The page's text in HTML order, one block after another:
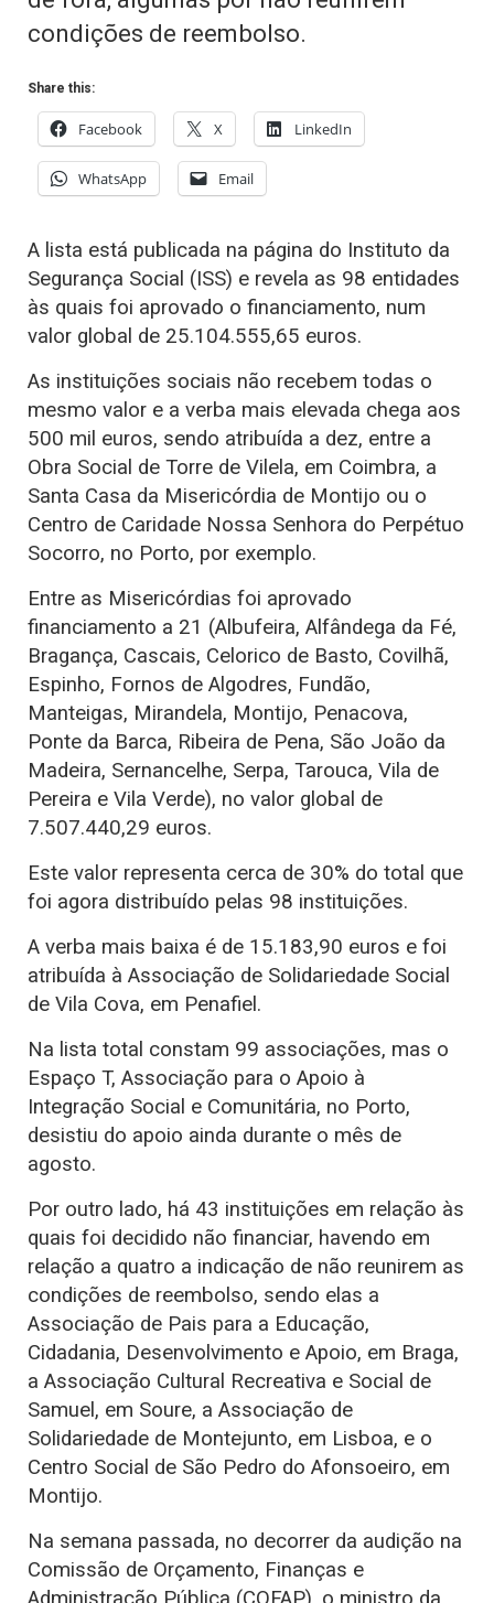
condições de reembolso.
Share this:
Facebook X LinkedIn
WhatsApp Email
A lista está publicada na página do Instituto da
Segurança Social (ISS) e revela as 98 entidades
às quais foi aprovado o financiamento, num
valor global de 25.104.555,65 euros.
As instituições sociais não recebem todas o
mesmo valor e a verba mais elevada chega aos
500 mil euros, sendo atribuída a dez, entre a
Obra Social de Torre de Vilela, em Coimbra, a
Santa Casa da Misericórdia de Montijo ou o
Centro de Caridade Nossa Senhora do Perpétuo
Socorro, no Porto, por exemplo.
Entre as Misericórdias foi aprovado
financiamento a 21 (Albufeira, Alfândega da Fé,
Bragança, Cascais, Celorico de Basto, Covilhã,
Espinho, Fornos de Algodres, Fundão,
Manteigas, Mirandela, Montijo, Penacova,
Ponte da Barca, Ribeira de Pena, São João da
Madeira, Sernancelhe, Serpa, Tarouca, Vila de
Pereira e Vila Verde), no valor global de
7.507.440,29 euros.
Este valor representa cerca de 30% do total que
foi agora distribuído pelas 98 instituições.
A verba mais baixa é de 15.183,90 euros e foi
atribuída à Associação de Solidariedade Social
de Vila Cova, em Penafiel.
Na lista total constam 99 associações, mas o
Espaço T, Associação para o Apoio à
Integração Social e Comunitária, no Porto,
desistiu do apoio ainda durante o mês de
agosto.
Por outro lado, há 43 instituições em relação às
quais foi decidido não financiar, havendo em
relação a quatro a indicação de não reunirem as
condições de reembolso, sendo elas a
Associação de Pais para a Educação,
Cidadania, Desenvolvimento e Apoio, em Braga,
a Associação Cultural Recreativa e Social de
Samuel, em Soure, a Associação de
Solidariedade de Montejunto, em Lisboa, e o
Centro Social de São Pedro do Afonsoeiro, em
Montijo.
Na semana passada, no decorrer da audição na
Comissão de Orçamento, Finanças e
Administração Pública (COFAP), o ministro da